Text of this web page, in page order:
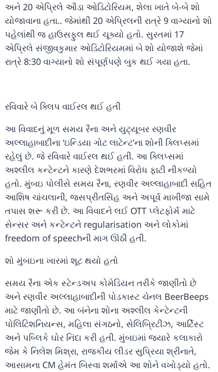
અને 20 એપ્રિલે ઔડા ઓડિટોરિયમ, શેલા ખાતે બે-બે શો
યોજાવાના હતા.. જેમાંથી 20 એપ્રિલની રાત્રે 9 વાગ્યાનો શો
પહેલાંથી જ હાઉસફુલ થઈ ચૂક્યો હતો. સુરતમાં 17
એપ્રિલે સંજીવકુમાર ઓડિટોરિયમમાં બે શો યોજાશે જેમાં
રાત્રે 8:30 વાગ્યાનો શો સંપૂર્ણપણે બુક થઈ ગયા હતા.
રવિવારે બે ક્લિપ વાઈરલ થઈ હતી
આ વિવાદનું મૂળ સમય રૈના અને યુટ્યૂબર રણવીર
અલ્લાહાબાદીના ‘ઇન્ડિયા ગોટ લાટેન્ટ’ના શોની ક્લિપ્સમાં
રહેલું છે. જે રવિવારે વાઈરલ થઈ હતી. આ ક્લિપ્સમાં
અશ્લીલ કન્ટેન્ટને કારણે દેશભરમાં વિરોધ ફાટી નીકળ્યો
હતો. મુંબઇ પોલીસે સમય રૈના, રણવીર અલ્લાહાબાદી સહિત
આશિષ ચાંચલાની, જસપ્રીતસિંહ અને અપૂર્વ માખીજા સામે
તપાસ શરૂ કરી છે. આ વિવાદને લઈ OTT પ્લેટફોર્મ માટે
સેન્સર અને કન્ટેન્ટને regularisation અને લોકોમાં
freedom of speechની માગ ઊઠી હતી.
શો મુંબઇના ખારમાં શૂટ થયો હતો
સમય રૈના એક સ્ટેન્ડઅપ કોમેડિયન તરીકે જાણીતો છે
અને રણવીર અલ્લાહાબાદીની પોડકાસ્ટ ચેનલ BeerBeeps
માટે જાણીતો છે. આ બંનેના શોના અશ્લીલ કેન્ટેન્ટની
પોલિટિશનિયન્સ, મહિલા સંગઠનો, સેલિબ્રિટીઝ, આર્ટિસ્ટ
અને પબ્લિકે ઘોર નિંદા કરી હતી. મુંબઇમાં જ્યારે કલાકારો
જેમ કે નિલેશ મિશ્રા, રાજકીય લીડર સુપ્રિયા શ્રીનાતે,
આસામના CM હેમંત બિસ્વા શર્માએ આ શોને વખોડ્યો હતો.